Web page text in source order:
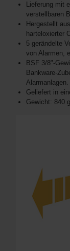
Lieferung mit
verstellbaren
Hergestellt
harteloxierter
5 gerändelte
von Alarmen,
BSF 3/8"-
Bankware-
Alarmanlagen.
Geliefert in
Gewicht: 840 g